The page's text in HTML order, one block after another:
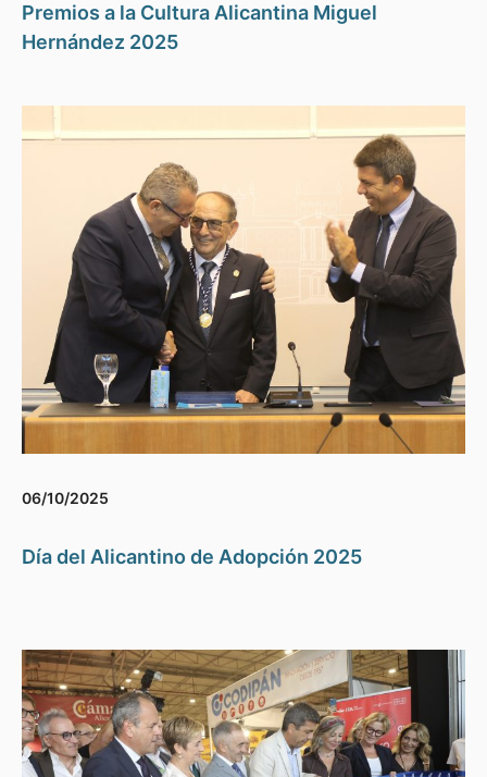
Premios a la Cultura Alicantina Miguel
Hernández 2025
06/10/2025
Día del Alicantino de Adopción 2025